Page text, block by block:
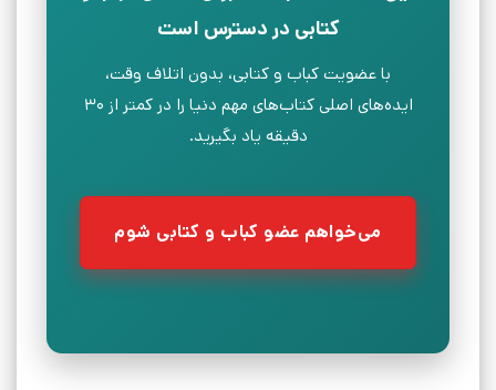
کتابی در دسترس است
با عضویت کباب و کتابی، بدون اتلاف وقت،
ایده‌های اصلی کتاب‌های مهم دنیا را در کمتر از ۳۰
دقیقه یاد بگیرید.
می‌خواهم عضو کباب و کتابی شوم